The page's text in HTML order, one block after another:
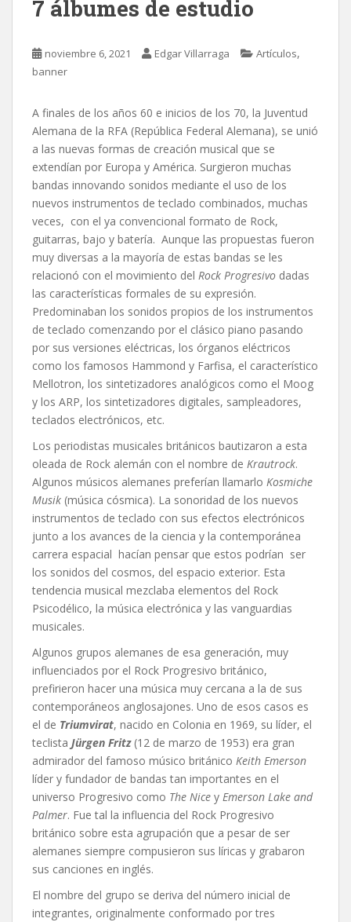
7 álbumes de estudio
noviembre 6, 2021 Edgar Villarraga Artículos,
banner
A finales de los años 60 e inicios de los 70, la Juventud
Alemana de la RFA (República Federal Alemana), se unió
a las nuevas formas de creación musical que se
extendían por Europa y América. Surgieron muchas
bandas innovando sonidos mediante el uso de los
nuevos instrumentos de teclado combinados, muchas
veces, con el ya convencional formato de Rock,
guitarras, bajo y batería. Aunque las propuestas fueron
muy diversas a la mayoría de estas bandas se les
relacionó con el movimiento del Rock Progresivo dadas
las características formales de su expresión.
Predominaban los sonidos propios de los instrumentos
de teclado comenzando por el clásico piano pasando
por sus versiones eléctricas, los órganos eléctricos
como los famosos Hammond y Farfisa, el característico
Mellotron, los sintetizadores analógicos como el Moog
y los ARP, los sintetizadores digitales, sampleadores,
teclados electrónicos, etc.
Los periodistas musicales británicos bautizaron a esta
oleada de Rock alemán con el nombre de Krautrock.
Algunos músicos alemanes preferían llamarlo Kosmiche
Musik (música cósmica). La sonoridad de los nuevos
instrumentos de teclado con sus efectos electrónicos
junto a los avances de la ciencia y la contemporánea
carrera espacial hacían pensar que estos podrían ser
los sonidos del cosmos, del espacio exterior. Esta
tendencia musical mezclaba elementos del Rock
Psicodélico, la música electrónica y las vanguardias
musicales.
Algunos grupos alemanes de esa generación, muy
influenciados por el Rock Progresivo británico,
prefirieron hacer una música muy cercana a la de sus
contemporáneos anglosajones. Uno de esos casos es
el de Triumvirat, nacido en Colonia en 1969, su líder, el
teclista Jürgen Fritz(12 de marzo de 1953) era gran
admirador del famoso músico británico Keith Emerson
líder y fundador de bandas tan importantes en el
universo Progresivo como The Nice y Emerson Lake and
Palmer. Fue tal la influencia del Rock Progresivo
británico sobre esta agrupación que a pesar de ser
alemanes siempre compusieron sus líricas y grabaron
sus canciones en inglés.
El nombre del grupo se deriva del número inicial de
integrantes, originalmente conformado por tres